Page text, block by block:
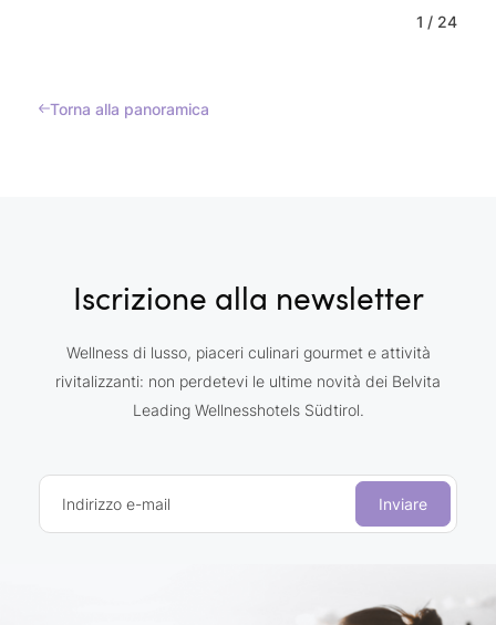
1 / 24
Torna alla panoramica
Iscrizione alla newsletter
Wellness di lusso, piaceri culinari gourmet e attività
rivitalizzanti: non perdetevi le ultime novità dei Belvita
Leading Wellnesshotels Südtirol.
Indirizzo e-mail Inviare